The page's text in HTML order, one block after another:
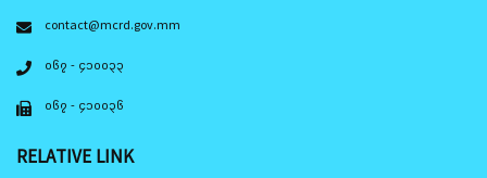
contact@mcrd.gov.mm
၀၆၇ - ၄၁၀၀၃၃
၀၆၇ - ၄၁၀၀၃၆
RELATIVE LINK